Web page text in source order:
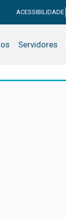
ACESSIBILIDADE
Servidores